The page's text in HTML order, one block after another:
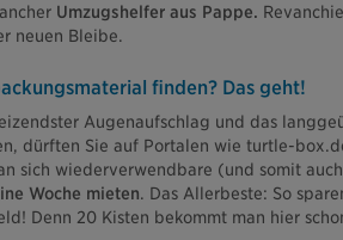
Umzugshelfer aus Pappe.
neuen Bleibe.
finden? Das geht!
Augenaufschlag und das
dürften Sie auf Portalen wie turtle-
sich wiederverwendbare (und somit
Woche mieten. Das Allerbeste: So
Denn 20 Kisten bekommt man hier